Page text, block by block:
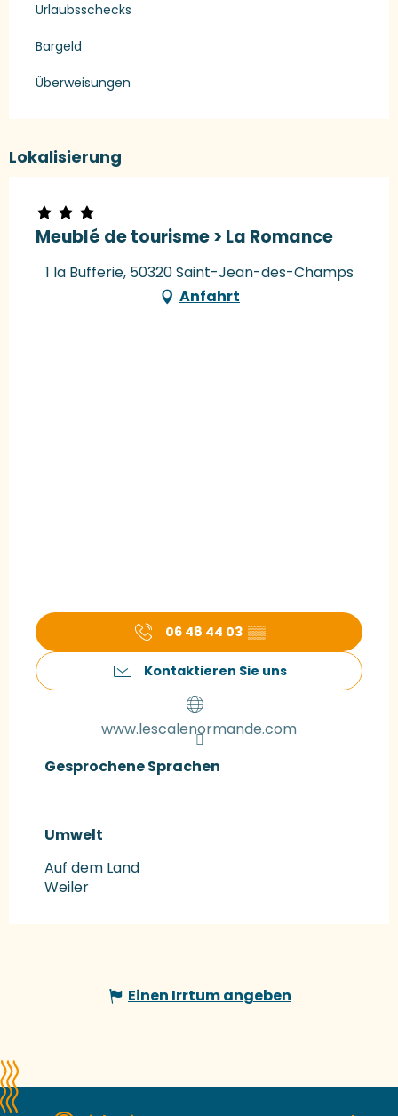
Urlaubsschecks
Bargeld
Überweisungen
Lokalisierung
Meublé de tourisme > La Romance
1 la Bufferie, 50320 Saint-Jean-des-Champs
Anfahrt
06 48 44 03 ▒▒
Kontaktieren Sie uns
www.lescalenormande.com
Gesprochene Sprachen
Gesprochene Sprachen
Umwelt
Umwelt
Auf dem Land
Weiler
Einen Irrtum angeben